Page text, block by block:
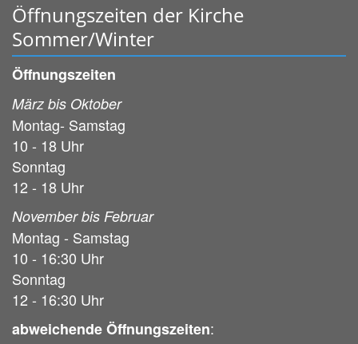
Öffnungszeiten der Kirche
Sommer/Winter
Öffnungszeiten
März bis Oktober
Montag- Samstag
10 - 18 Uhr
Sonntag
12 - 18 Uhr
November bis Februar
Montag - Samstag
10 - 16:30 Uhr
Sonntag
12 - 16:30 Uhr
abweichende Öffnungszeiten: